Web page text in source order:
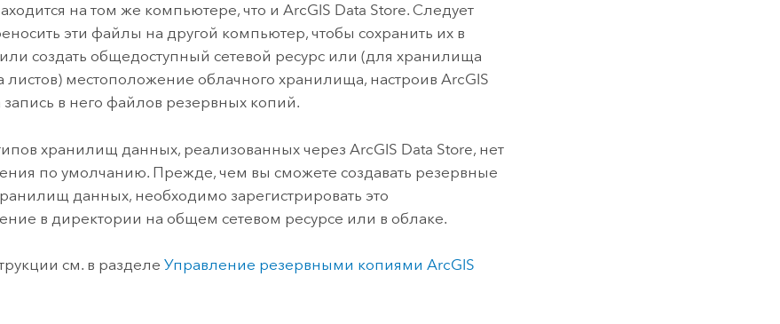
на том же компьютере, что иArcGIS Data Store. Следует
эти файлы на другой компьютер, чтобы сохранить их в
или создать общедоступный сетевой ресурс или (для хранилища
листов) местоположение облачного хранилища, настроивArcGIS
запись в него файлов резервных копий.
хранилищ данных, реализованных черезArcGIS Data Store, нет
по умолчанию. Прежде, чем вы сможете создавать резервные
данных, необходимо зарегистрировать это
в директории на общем сетевом ресурсе или в облаке.
см. в разделеУправление резервными копиямиArcGIS